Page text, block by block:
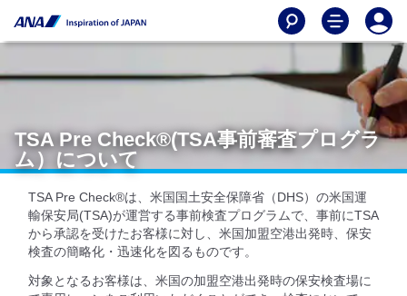
TSA Pre Check®(TSA事前審査プログラ
ム）について
TSA Pre Check®は、米国国土安全保障省（DHS）の米国運
輸保安局(TSA)が運営する事前検査プログラムで、事前にTSA
から承認を受けたお客様に対し、米国加盟空港出発時、保安
検査の簡略化・迅速化を図るものです。
対象となるお客様は、米国の加盟空港出発時の保安検査場に